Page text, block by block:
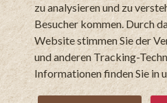
Copyrights © 2026 All Rights
zu analysieren und zu
Besucher kommen. Durch
Website stimmen Sie der
und anderen Tracking-
Informationen finden Sie in